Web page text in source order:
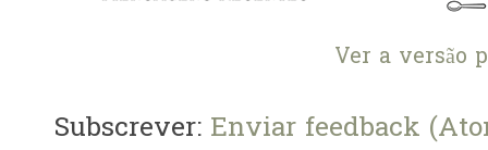
Ver a versão
Subscrever: Enviar feedback